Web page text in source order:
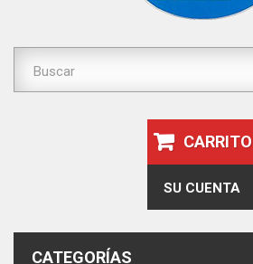
CARRITO
SU CUENTA
CATEGORÍAS